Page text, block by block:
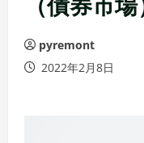
pyremont
2022年2月8日